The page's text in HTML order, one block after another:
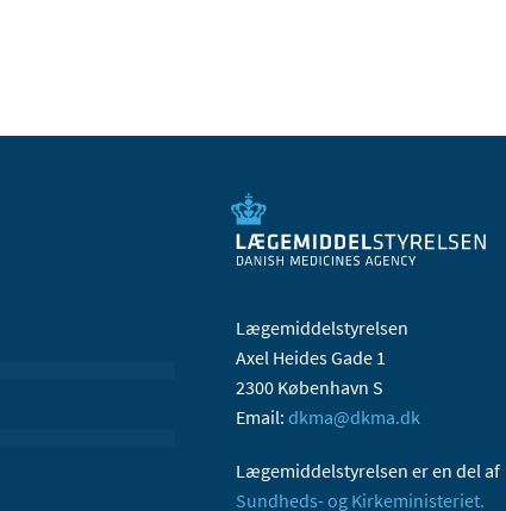
Lægemiddelstyrelsen
Axel Heides Gade 1
2300 København S
Email: dkma@dkma.dk
Lægemiddelstyrelsen er en del af
Sundheds- og Kirkeministeriet.